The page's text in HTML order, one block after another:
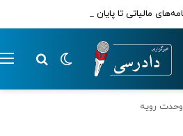
مالیاتی تا پایان تابستان 1405
تغییر پوسته
وحدت رویه